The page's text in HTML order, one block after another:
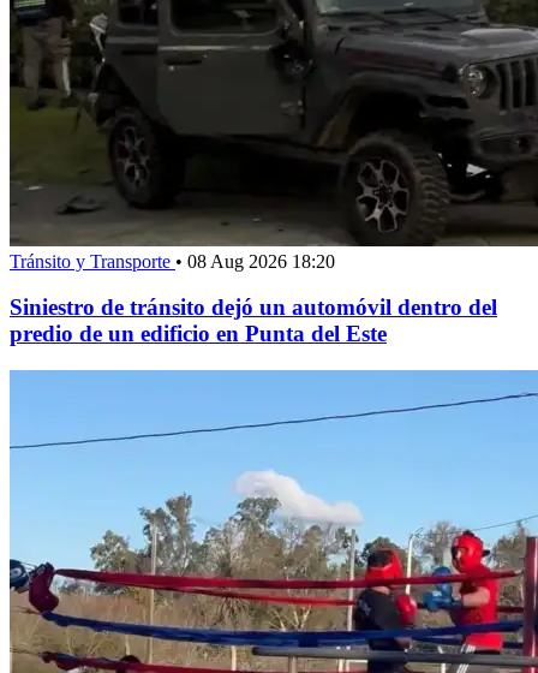
Tránsito y Transporte • 08 Aug 2026 18:20
Siniestro de tránsito dejó un automóvil dentro del
predio de un edificio en Punta del Este